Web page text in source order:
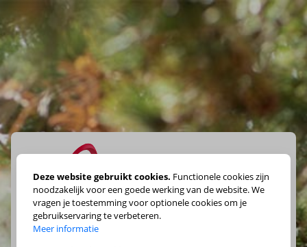
Maak je keuze
Deze website gebruikt cookies. Functionele cookies zijn
noodzakelijk voor een goede werking van de website. We
vragen je toestemming voor optionele cookies om je
gebruikservaring te verbeteren.
Meer informatie